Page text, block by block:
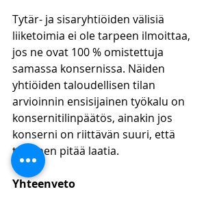
Tytär- ja sisaryhtiöiden välisiä
liiketoimia ei ole tarpeen ilmoittaa,
jos ne ovat 100 % omistettuja
samassa konsernissa. Näiden
yhtiöiden taloudellisen tilan
arvioinnin ensisijainen työkalu on
konsernitilinpäätös, ainakin jos
konserni on riittävän suuri, että
tällainen pitää laatia.
Yhteenveto